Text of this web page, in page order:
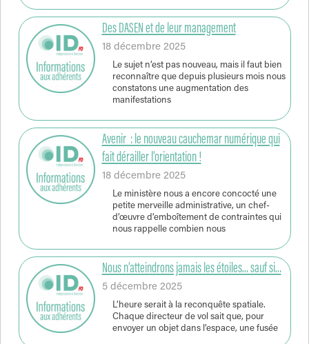
Des DASEN et de leur management
18 décembre 2025
Le sujet n’est pas nouveau, mais il faut bien
reconnaître que depuis plusieurs mois nous
constatons une augmentation des
manifestations
Avenir : le nouveau cauchemar numérique qui
fait dérailler l’orientation !
18 décembre 2025
Le ministère nous a encore concocté une
petite merveille administrative, un chef-
d’œuvre d’emboîtement de contraintes qui
nous rappelle combien nous
Nous n’atteindrons jamais les étoiles… sauf si…
5 décembre 2025
L’heure serait à la reconquête spatiale.
Chaque directeur de vol sait que, pour
envoyer un objet dans l’espace, une fusée